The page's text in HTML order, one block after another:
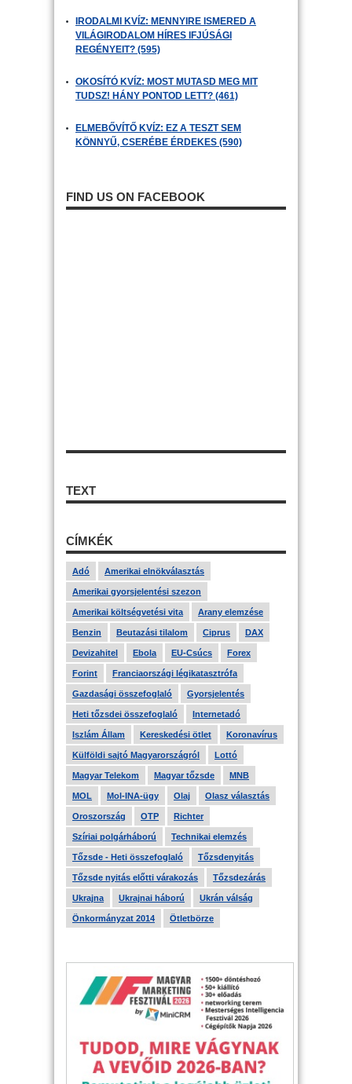
IRODALMI KVÍZ: MENNYIRE ISMERED A
VILÁGIRODALOM HÍRES IFJÚSÁGI
REGÉNYEIT? (595)
OKOSÍTÓ KVÍZ: MOST MUTASD MEG MIT
TUDSZ! HÁNY PONTOD LETT? (461)
ELMEBŐVÍTŐ KVÍZ: EZ A TESZT SEM
KÖNNYŰ, CSERÉBE ÉRDEKES (590)
FIND US ON FACEBOOK
TEXT
CÍMKÉK
Adó Amerikai elnökválasztás
Amerikai gyorsjelentési szezon
Amerikai költségvetési vita Arany elemzése
Benzin Beutazási tilalom Ciprus DAX
Devizahitel Ebola EU-Csúcs Forex
Forint Franciaországi légikatasztrófa
Gazdasági összefoglaló Gyorsjelentés
Heti tőzsdei összefoglaló Internetadó
Iszlám Állam Kereskedési ötlet Koronavírus
Külföldi sajtó Magyarországról Lottó
Magyar Telekom Magyar tőzsde MNB
MOL Mol-INA-ügy Olaj Olasz választás
Oroszország OTP Richter
Szíriai polgárháború Technikai elemzés
Tőzsde - Heti összefoglaló Tőzsdenyitás
Tőzsde nyitás előtti várakozás Tőzsdezárás
Ukrajna Ukrajnai háború Ukrán válság
Önkormányzat 2014 Ötletbörze